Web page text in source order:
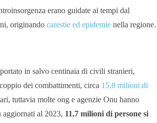
erano guidate ai tempi dal
originando carestie ed epidemie nella regione.
in salvo centinaia di civili stranieri,
dei combattimenti, circa 15,8 milioni di
tuttavia molte ong e agenzie Onu hanno
aggiornati al 2023, 11,7 milioni di persone si